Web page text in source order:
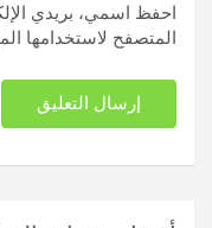
احفظ اسمي، بريدي
المتصفح لاستخدامها